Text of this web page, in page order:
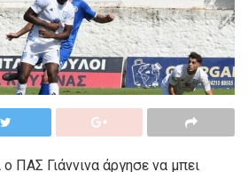
ο ΠΑΣ Γιάννινα άργησε να μπει